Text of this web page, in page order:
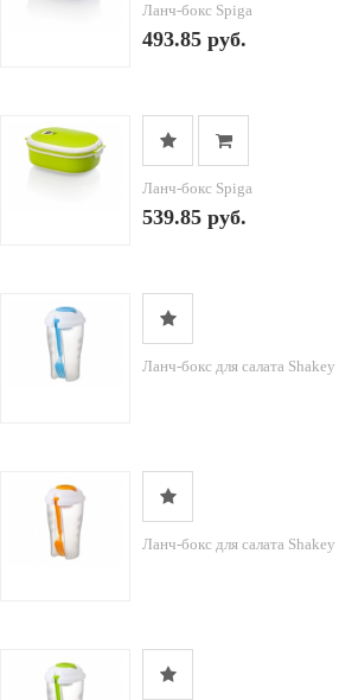
Ланч-бокс Spiga
493.85 руб.
Ланч-бокс Spiga
539.85 руб.
Ланч-бокс для салата Shakey
Ланч-бокс для салата Shakey